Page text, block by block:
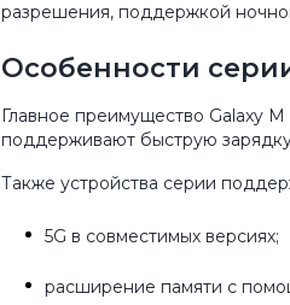
разрешения, поддержкой
Особенности
Главное преимущество Galaxy
поддерживают быструю
Также устройства серии
5G в совместимых версиях;
расширение памяти с